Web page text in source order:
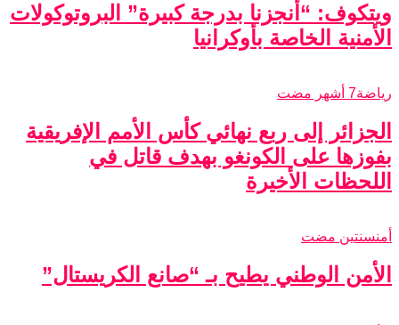
ويتكوف: “أنجزنا بدرجة كبيرة” البروتوكولات
الأمنية الخاصة بأوكرانيا
رياضة7 أشهر مضت
الجزائر إلى ربع نهائي كأس الأمم الإفريقية
بفوزها على الكونغو بهدف قاتل في
اللحظات الأخيرة
أمنسنتين مضت
الأمن الوطني يطيح بـ “صانع الكريستال”